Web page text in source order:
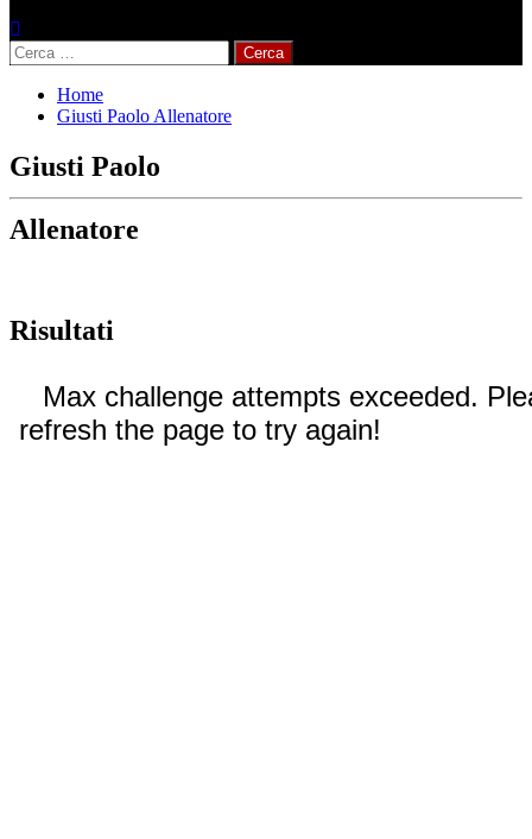
Ricerca
per:
Home
Giusti Paolo Allenatore
Giusti Paolo
Allenatore
Risultati